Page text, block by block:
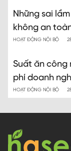
Những sai
không an
HOẠT ĐỘNG NỘI BỘ
Suất ăn công
phí doanh
HOẠT ĐỘNG NỘI BỘ